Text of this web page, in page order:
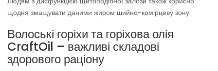
щодня змащувати даними жиром шийно-комірцеву зону.
Волоські горіхи та горіхова олія
CraftOil – важливі складові
здорового раціону